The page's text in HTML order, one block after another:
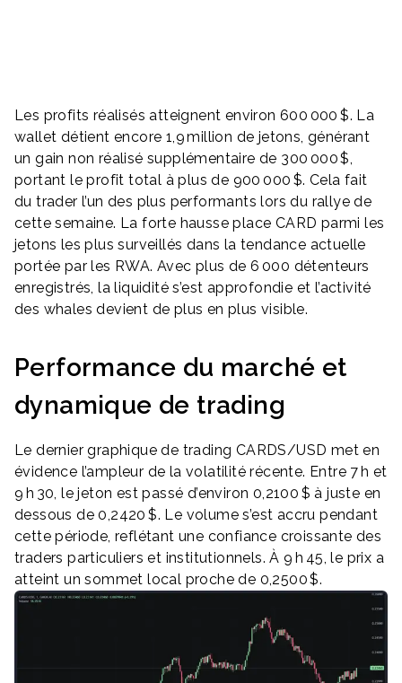
Les profits réalisés atteignent environ 600 000 $. La
wallet détient encore 1,9 million de jetons, générant
un gain non réalisé supplémentaire de 300 000 $,
portant le profit total à plus de 900 000 $. Cela fait
du trader l’un des plus performants lors du rallye de
cette semaine. La forte hausse place CARD parmi les
jetons les plus surveillés dans la tendance actuelle
portée par les RWA. Avec plus de 6 000 détenteurs
enregistrés, la liquidité s’est approfondie et l’activité
des whales devient de plus en plus visible.
Performance du marché et
dynamique de trading
Le dernier graphique de trading CARDS/USD met en
évidence l’ampleur de la volatilité récente. Entre 7 h et
9 h 30, le jeton est passé d’environ 0,2100 $ à juste en
dessous de 0,2420 $. Le volume s’est accru pendant
cette période, reflétant une confiance croissante des
traders particuliers et institutionnels. À 9 h 45, le prix a
atteint un sommet local proche de 0,2500 $.